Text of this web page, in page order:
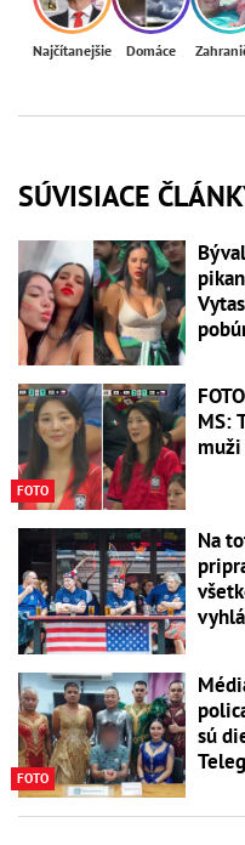
Najčítanejšie Domáce
SÚVISIACE
FOTO
MS:
Na
FOTO
sú